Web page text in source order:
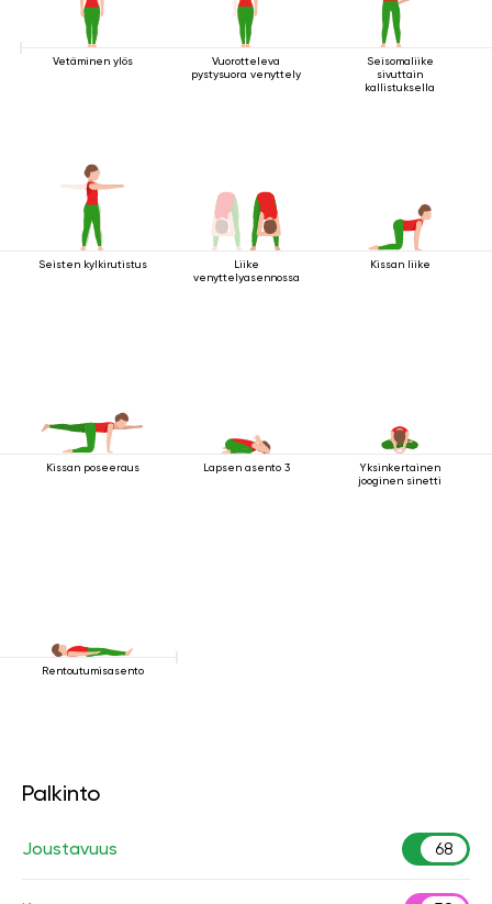
Vetäminen ylös
Vuorotteleva
pystysuora venyttely
Seisomaliike
sivuttain
kallistuksella
Seisten kylkirutistus
Liike
venyttelyasennossa
Kissan liike
Kissan poseeraus Lapsen asento 3
Yksinkertainen
jooginen sinetti
Rentoutumisasento
Palkinto
Joustavuus 68